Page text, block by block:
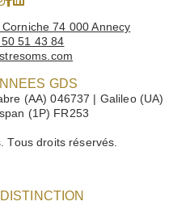
74 000 Annecy
51 43 84
GDS
(AA) 046737 | Galileo (UA)
(1P) FR253
Tous droits réservés.